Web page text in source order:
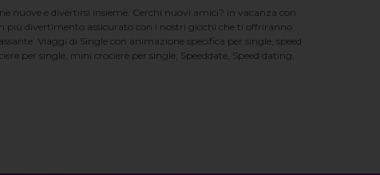
nuove e divertirsi insieme. Cerchi nuovi amici? In vacanza con
più divertimento assicurato con i nostri giochi che ti offriranno
Viaggi di Single con animazione specifica per single, speed
per single, mini crociere per single, Speeddate, Speed dating,